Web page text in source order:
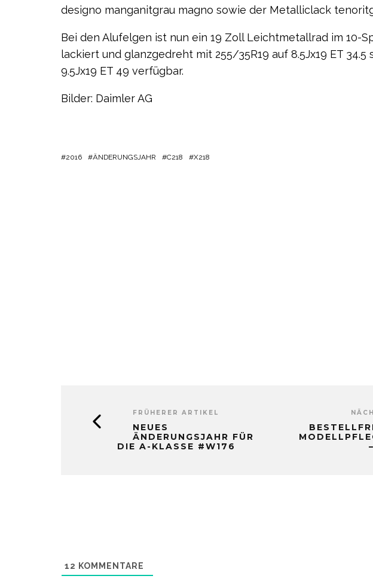
designo manganitgrau magno sowie der Metalliclack
Bei den Alufelgen ist nun ein 19 Zoll Leichtmetallrad im 10-
lackiert und glanzgedreht mit 255/35R19 auf 8.5Jx19 ET 34.5
9.5Jx19 ET 49 verfügbar.
Bilder: Daimler AG
2016 ÄNDERUNGSJAHR C218 X218
FRÜHERER ARTIKEL
NEUES
ÄNDERUNGSJAHR FÜR
DIE A-KLASSE #W176
12 KOMMENTARE